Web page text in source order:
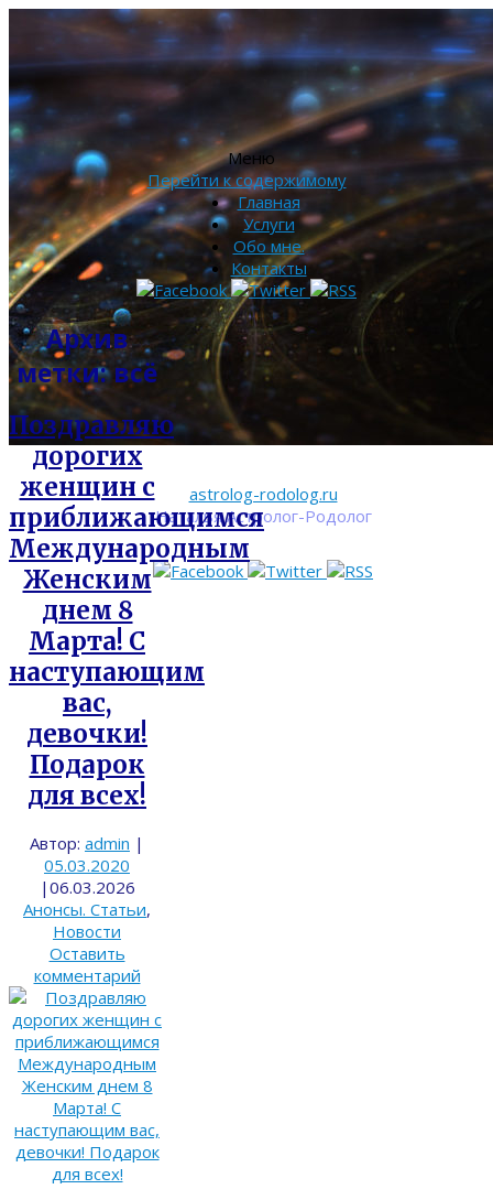
astrolog-rodolog.ru
Наталья Астролог-Родолог
Меню
Перейти к содержимому
Главная
Услуги
Обо мне.
Контакты
Архив
метки:всё
Поздравляю
дорогих
женщин с
приближающимся
Международным
Женским
днем 8
Марта! С
наступающим
вас,
девочки!
Подарок
для всех!
Автор: admin |
05.03.2020
| 06.03.2026
Анонсы. Статьи,
Новости
Оставить
комментарий